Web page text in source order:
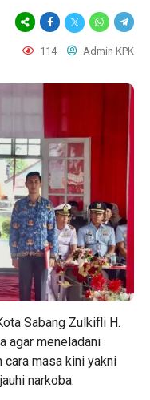
114 Admin KPK
Sabang Zulkifli H.
agar meneladani
cara masa kini yakni
narkoba.